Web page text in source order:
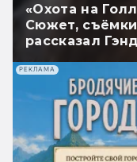
«Охота на
Сюжет,
рассказал
РЕКЛАМА